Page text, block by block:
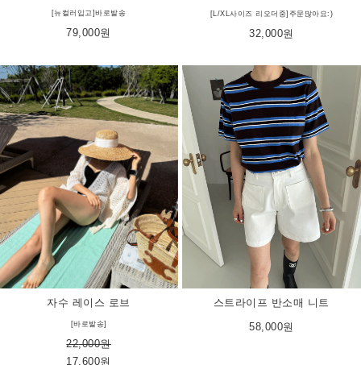
[뉴컬러입고]바로발송
79,000원
[L/XL사이즈 리오더중]주문많아요:)
32,000원
자수 레이스 로브
[바로발송]
22,000원
17,600원
스트라이프 반소매 니트
58,000원